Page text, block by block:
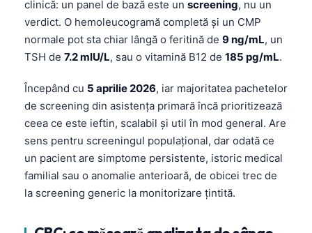
clinică: un panel de bază este un screening, nu un
verdict. O hemoleucogramă completă și un CMP
normale pot sta chiar lângă o feritină de 9 ng/mL, un
TSH de 7.2 mIU/L, sau o vitamină B12 de 185 pg/mL.
Începând cu 5 aprilie 2026, iar majoritatea pachetelor
de screening din asistența primară încă prioritizează
ceea ce este ieftin, scalabil și util în mod general. Are
sens pentru screeningul populațional, dar odată ce
un pacient are simptome persistente, istoric medical
familial sau o anomalie anterioară, de obicei trec de
la screening generic la monitorizare țintită.